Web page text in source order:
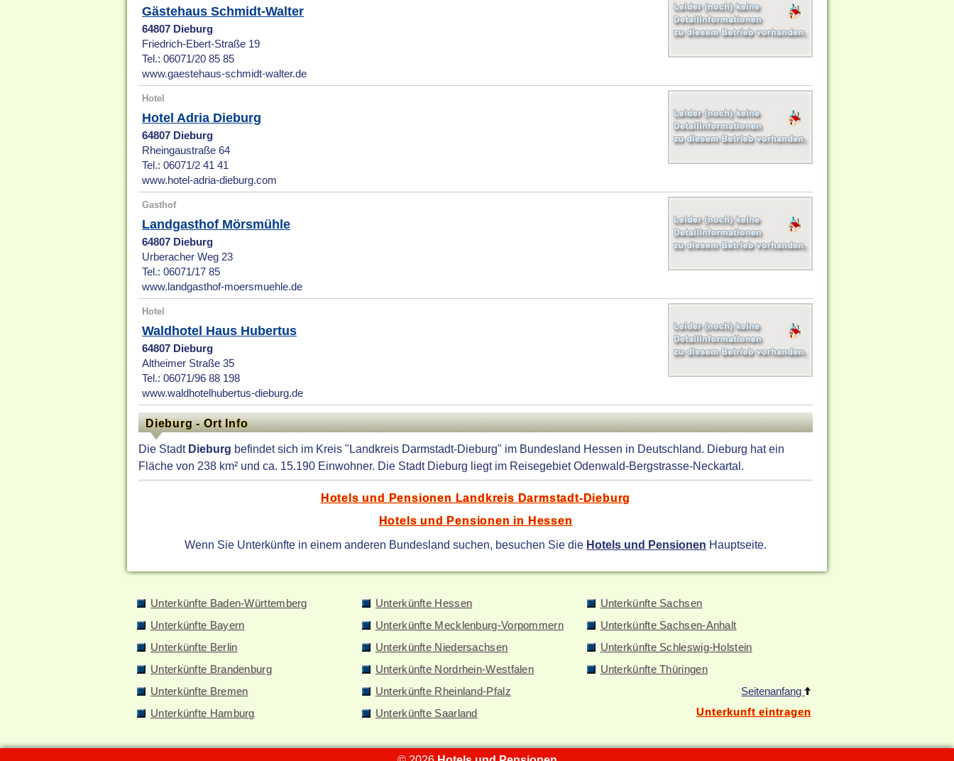
Gästehaus Schmidt-Walter
64807 Dieburg
Friedrich-Ebert-Straße 19
Tel.: 06071/20 85 85
www.gaestehaus-schmidt-walter.de
Hotel
Hotel Adria Dieburg
64807 Dieburg
Rheingaustraße 64
Tel.: 06071/2 41 41
www.hotel-adria-dieburg.com
Gasthof
Landgasthof Mörsmühle
64807 Dieburg
Urberacher Weg 23
Tel.: 06071/17 85
www.landgasthof-moersmuehle.de
Hotel
Waldhotel Haus Hubertus
64807 Dieburg
Altheimer Straße 35
Tel.: 06071/96 88 198
www.waldhotelhubertus-dieburg.de
Dieburg - Ort Info
Die Stadt Dieburg befindet sich im Kreis "Landkreis Darmstadt-Dieburg" im Bundesland Hessen in Deutschland. Dieburg hat ein
Fläche von 238 km² und ca. 15.190 Einwohner. Die Stadt Dieburg liegt im Reisegebiet Odenwald-Bergstrasse-Neckartal.
Hotels und Pensionen Landkreis Darmstadt-Dieburg
Hotels und Pensionen in Hessen
Wenn Sie Unterkünfte in einem anderen Bundesland suchen, besuchen Sie die Hotels und Pensionen Hauptseite.
Unterkünfte Baden-Württemberg
Unterkünfte Bayern
Unterkünfte Berlin
Unterkünfte Brandenburg
Unterkünfte Bremen
Unterkünfte Hamburg
Unterkünfte Hessen
Unterkünfte Mecklenburg-Vorpommern
Unterkünfte Niedersachsen
Unterkünfte Nordrhein-Westfalen
Unterkünfte Rheinland-Pfalz
Unterkünfte Saarland
Unterkünfte Sachsen
Unterkünfte Sachsen-Anhalt
Unterkünfte Schleswig-Holstein
Unterkünfte Thüringen
Seitenanfang
Unterkunft eintragen